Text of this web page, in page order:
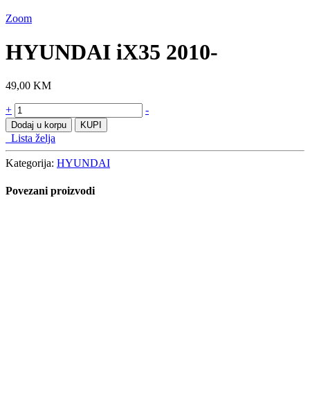
Zoom
HYUNDAI iX35 2010-
49,00 KM
HYUNDAI
iX35
2010-
količine
+ -
Dodaj u korpu KUPI
Lista želja
Kategorija: HYUNDAI
Povezani proizvodi